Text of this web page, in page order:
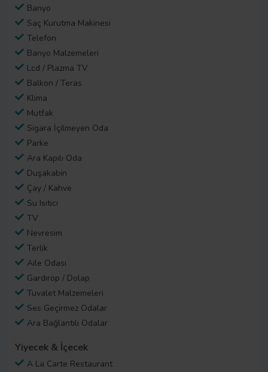
Banyo
Saç Kurutma Makinesi
Telefon
Banyo Malzemeleri
Lcd / Plazma TV
Balkon / Teras
Klima
Mutfak
Sigara İçilmeyen Oda
Parke
Ara Kapılı Oda
Duşakabin
Çay / Kahve
Su Isıtıcı
TV
Nevresim
Terlik
Aile Odası
Gardırop / Dolap
Tuvalet Malzemeleri
Ses Geçirmez Odalar
Ara Bağlantılı Odalar
Yiyecek & İçecek
A La Carte Restaurant